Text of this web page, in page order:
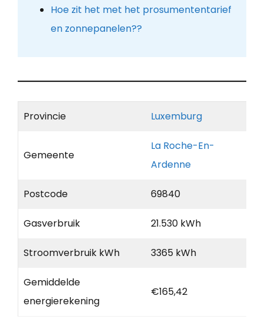
Hoe zit het met het prosumententarief
en zonnepanelen??
Provincie Luxemburg
Gemeente
La Roche-En-
Ardenne
Postcode 69840
Gasverbruik 21.530 kWh
Stroomverbruik kWh 3365 kWh
Gemiddelde
energierekening
€165,42